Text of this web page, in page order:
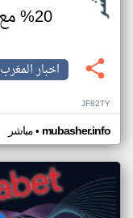
20% مع توترات الشرق الأوسط
اخبار المغرب
JF82TY
مباشر• mubasher.info